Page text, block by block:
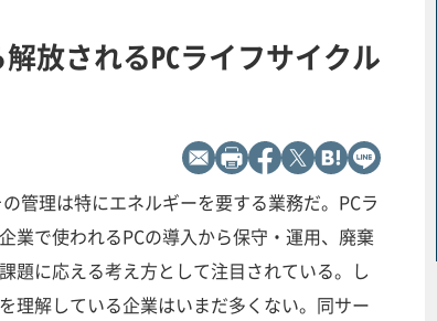
放されるPCライフサイクル
管理は特にエネルギーを要する業務だ。PCラ
業で使われるPCの導入から保守・運用、廃棄
題に応える考え方として注目されている。し
理解している企業はいまだ多くない。同サー